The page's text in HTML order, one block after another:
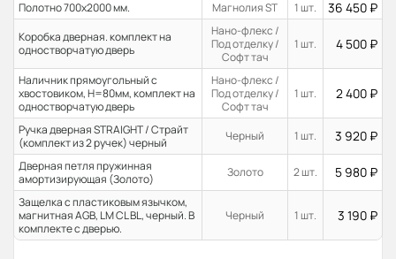
Полотно 700x2000 мм. Магнолия ST 1 шт. 36 450 ₽
Коробка дверная. комплект на
одностворчатую дверь
Нано-флекс /
Под отделку /
Софт тач
1 шт. 4 500 ₽
Наличник прямоугольный с
хвостовиком, H=80мм, комплект на
одностворчатую дверь
Нано-флекс /
Под отделку /
Софт тач
1 шт. 2 400 ₽
Ручка дверная STRAIGHT / Страйт
(комплект из 2 ручек) черный
Черный 1 шт. 3 920 ₽
Дверная петля пружинная
амортизирующая (Золото)
Золото 2 шт. 5 980 ₽
Защелка с пластиковым язычком,
магнитная AGB, LM CL BL, черный. В
комплекте с дверью.
Черный 1 шт. 3 190 ₽